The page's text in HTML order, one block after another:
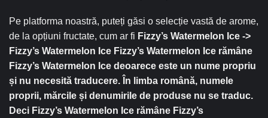
Pe platforma noastră, puteți găsi o selecție vastă de arome,
de la opțiuni fructate, cum ar fi Fizzy’s Watermelon Ice ->
Fizzy’s Watermelon Ice Fizzy’s Watermelon Ice rămâne
Fizzy’s Watermelon Ice deoarece este un nume propriu
și nu necesită traducere. În limba română, numele
proprii, mărcile și denumirile de produse nu se traduc.
Deci Fizzy’s Watermelon Ice rămâne Fizzy’s